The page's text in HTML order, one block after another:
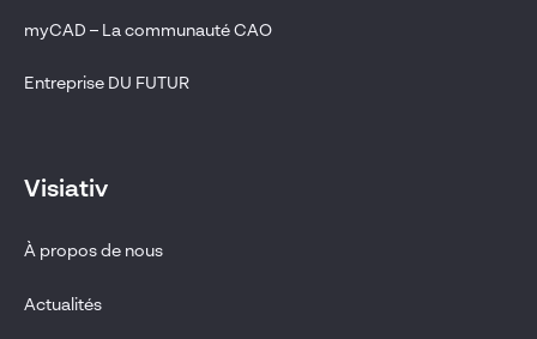
myCAD – La communauté CAO
Entreprise DU FUTUR
Visiativ
À propos de nous
Actualités